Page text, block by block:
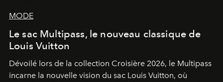
MODE
Le sac Multipass, le nouveau classique de
Louis Vuitton
Dévoilé lors de la collection Croisière 2026, le Multipass
incarne la nouvelle vision du sac Louis Vuitton, où